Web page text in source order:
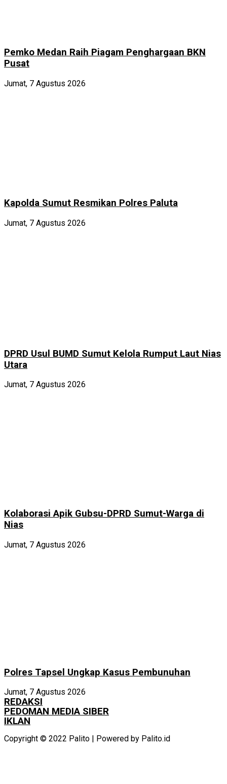
Pemko Medan Raih Piagam Penghargaan BKN
Pusat
Jumat, 7 Agustus 2026
Kapolda Sumut Resmikan Polres Paluta
Jumat, 7 Agustus 2026
DPRD Usul BUMD Sumut Kelola Rumput Laut Nias
Utara
Jumat, 7 Agustus 2026
Kolaborasi Apik Gubsu-DPRD Sumut-Warga di
Nias
Jumat, 7 Agustus 2026
Polres Tapsel Ungkap Kasus Pembunuhan
Jumat, 7 Agustus 2026
REDAKSI
PEDOMAN MEDIA SIBER
IKLAN
Copyright © 2022 Palito | Powered by Palito.id